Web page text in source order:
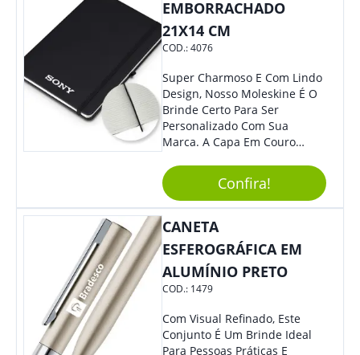
EMBORRACHADO
21X14 CM
COD.:4076
Super Charmoso E Com Lindo
Design, Nosso Moleskine É O
Brinde Certo Para Ser
Personalizado Com Sua
Marca. A Capa Em Couro
Elástico Permite Maior
Segurança Ao Carregá-Lo.
Ofereça A Seus Clientes E
Colaboradores, Sem Dúvidas
Eles Irão Adorar.
Confira!
CANETA
ESFEROGRÁFICA EM
ALUMÍNIO PRETO
COD.: 1479
Com Visual Refinado, Este
Conjunto É Um Brinde Ideal
Para Pessoas Práticas E